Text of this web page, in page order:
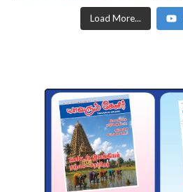
Load More...